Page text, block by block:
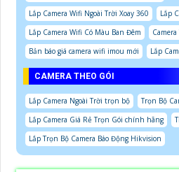
Lắp Camera Wifi Ngoài Trời Xoay 360
Lắp
Lắp Camera Wifi Có Màu Ban Đêm
Bản báo giá camera wifi imou mới
Lắp
CAMERA THEO GÓI
Lắp Camera Ngoài Trời trọn bộ
Trọn Bộ
Lắp Camera Giá Rẻ Trọn Gói chính hãng
Lắp Trọn Bộ Camera Báo Động Hikvision